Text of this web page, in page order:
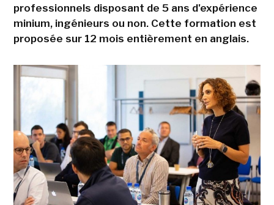
professionnels disposant de 5 ans d'expérience
minium, ingénieurs ou non. Cette formation est
proposée sur 12 mois entièrement en anglais.